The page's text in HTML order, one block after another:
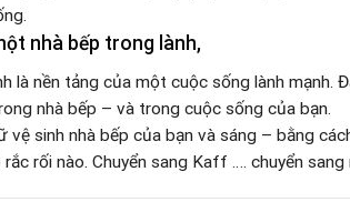
nhà bếp trong lành,
là nền tảng của một cuộc sống lành
nhà bếp – và trong cuộc sống của bạn.
vệ sinh nhà bếp của bạn và sáng – bằng
rối nào. Chuyển sang Kaff …. chuyển